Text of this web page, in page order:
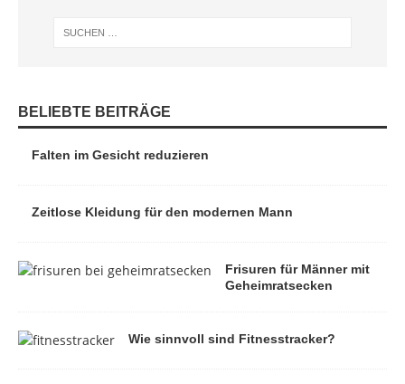
BELIEBTE BEITRÄGE
Falten im Gesicht reduzieren
Zeitlose Kleidung für den modernen Mann
Frisuren für Männer mit
Geheimratsecken
Wie sinnvoll sind Fitnesstracker?